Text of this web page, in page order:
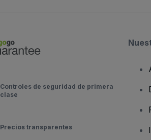
Controles de seguridad de primera
clase
Precios transparentes